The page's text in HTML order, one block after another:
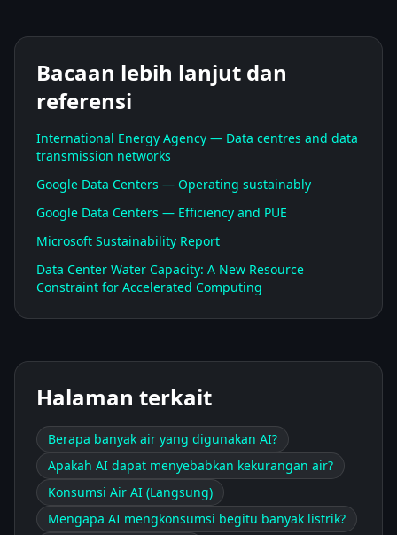
Bacaan lebih lanjut dan
referensi
International Energy Agency — Data centres and data
transmission networks
Google Data Centers — Operating sustainably
Google Data Centers — Efficiency and PUE
Microsoft Sustainability Report
Data Center Water Capacity: A New Resource
Constraint for Accelerated Computing
Halaman terkait
Berapa banyak air yang digunakan AI?
Apakah AI dapat menyebabkan kekurangan air?
Konsumsi Air AI (Langsung)
Mengapa AI mengkonsumsi begitu banyak listrik?